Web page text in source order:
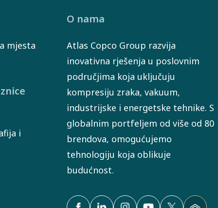
mjesta
i
O nama
Atlas Copco Group razvija
inovativna rješenja u poslovnim
područjima koja uključuju
kompresiju zraka, vakuum,
industrijske i energetske tehnike. S
globalnim portfeljem od više od 80
brendova, omogućujemo
tehnologiju koja oblikuje
budućnost.